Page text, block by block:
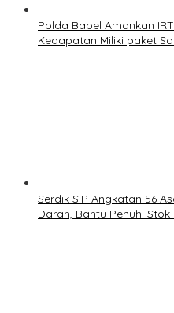
Polda Babel Amankan
Kedapatan Miliki paket
Serdik SIP Angkatan 56
Darah, Bantu Penuhi